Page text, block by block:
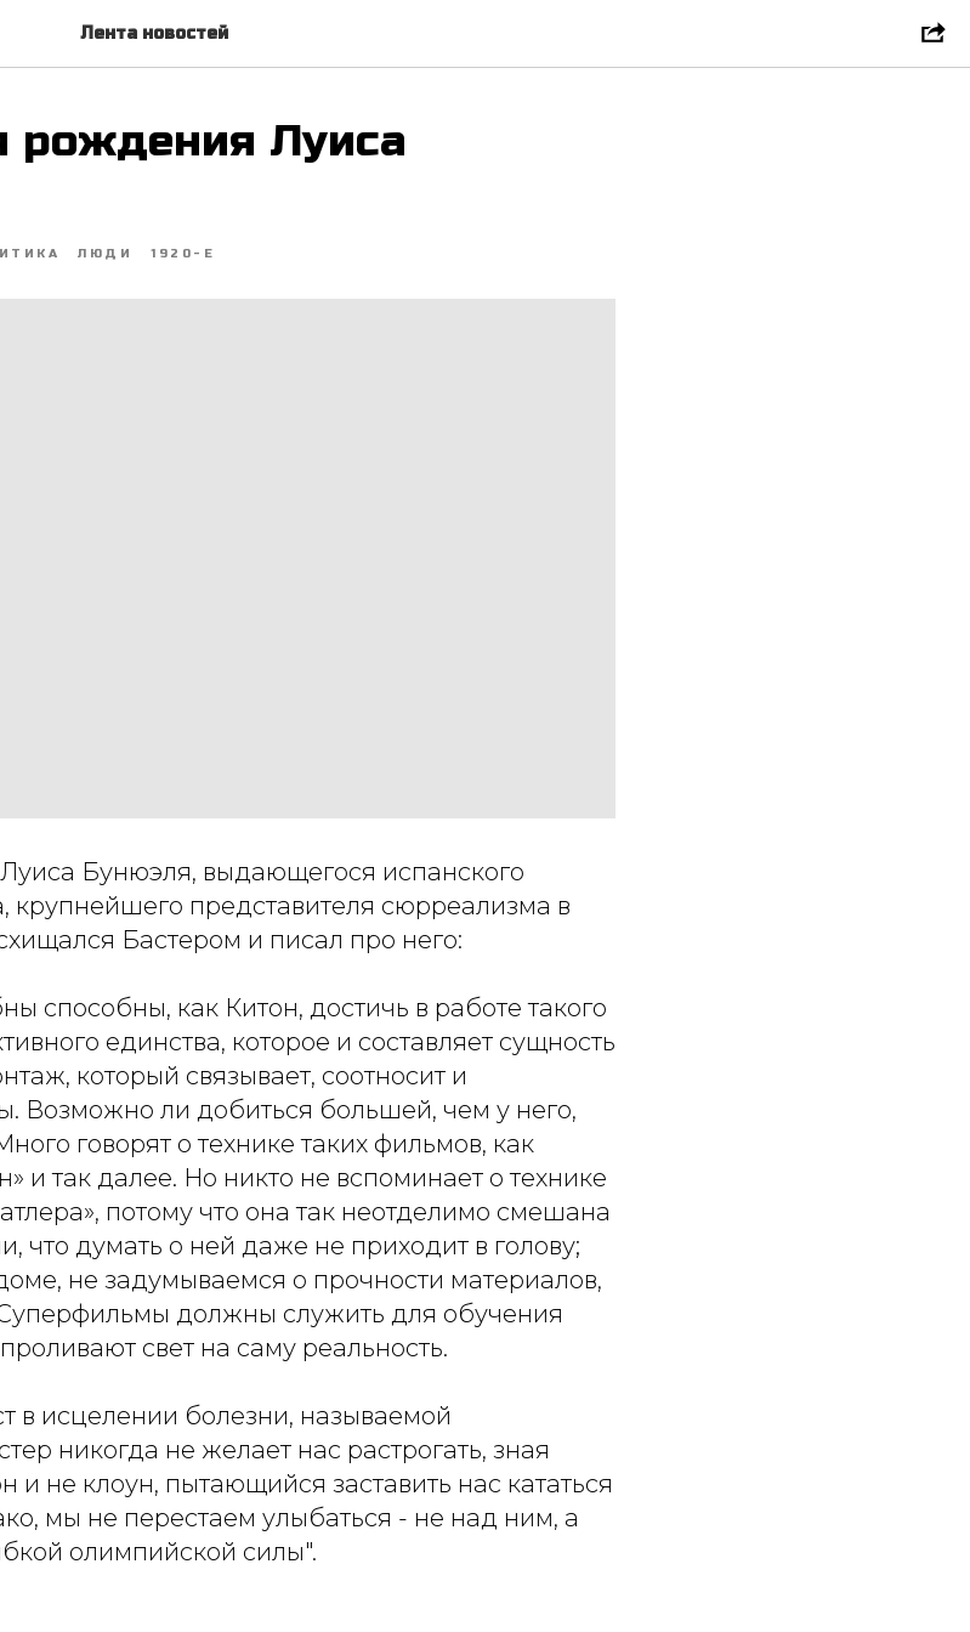
Лента новостей
рождения Луиса
ЛЮДИ 1920-Е
Бунюэля, выдающегося испанского
крупнейшего представителя сюрреализма в
Бастером и писал про него:
способны, как Китон, достичь в работе такого
единства, которое и составляет сущность
который связывает, соотносит и
Возможно ли добиться большей, чем у него,
говорят о технике таких фильмов, как
и так далее. Но никто не вспоминает о технике
потому что она так неотделимо смешана
что думать о ней даже не приходит в голову;
не задумываемся о прочности материалов,
Суперфильмы должны служить для обучения
свет на саму реальность.
в исцелении болезни, называемой
никогда не желает нас растрогать, зная
и не клоун, пытающийся заставить нас кататься
мы не перестаем улыбаться - не над ним, а
олимпийской силы".